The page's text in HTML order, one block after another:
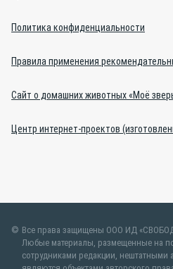
Политика конфиденциальности
Правила применения
Сайт о домашних животных «Моё
Центр интернет-проектов
Все права защищены ООО ИД
Любые материалы, размещенные на
сотрудниками редакции, нештатными